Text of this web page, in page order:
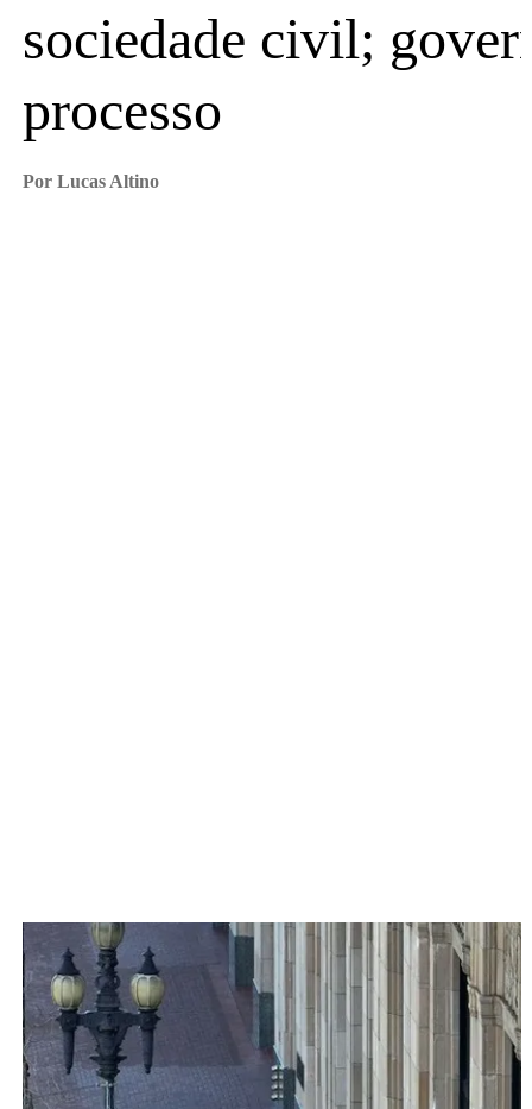
sociedade civil;
processo
Por Lucas Altino
Musk 'muda' nome do Twitter na fachada da sede, na Califórnia Justin Sullivan/Getty
Além do governo, a sociedade civil está se
redes sociais, no contexto do combate aos ataques
Associação de Conselheiros e Ex-Conselheiros